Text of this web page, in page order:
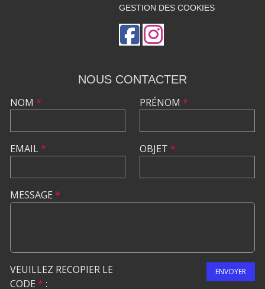
GESTION DES COOKIES
NOUS CONTACTER
NOM *
EMAIL*
PRÉNOM *
OBJET *
MESSAGE *
VEUILLEZ RECOPIER LE
CODE * :
ENVOYER